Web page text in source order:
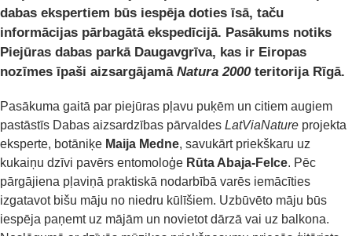
dabas ekspertiem būs iespēja doties īsā, taču
informācijas pārbagātā ekspedīcijā. Pasākums notiks
Piejūras dabas parkā Daugavgrīva, kas ir Eiropas
nozīmes īpaši aizsargājamā Natura 2000teritorija Rīgā.
Pasākuma gaitā par piejūras pļavu puķēm un citiem augiem
pastāstīs Dabas aizsardzības pārvaldes LatViaNature projekta
eksperte, botāniķe Maija Medne, savukārt priekškaru uz
kukaiņu dzīvi pavērs entomoloģe Rūta Abaja-Felce. Pēc
pārgājiena pļaviņā praktiskā nodarbībā varēs iemācīties
izgatavot bišu māju no niedru kūlīšiem. Uzbūvēto māju būs
iespēja paņemt uz mājām un novietot dārzā vai uz balkona.